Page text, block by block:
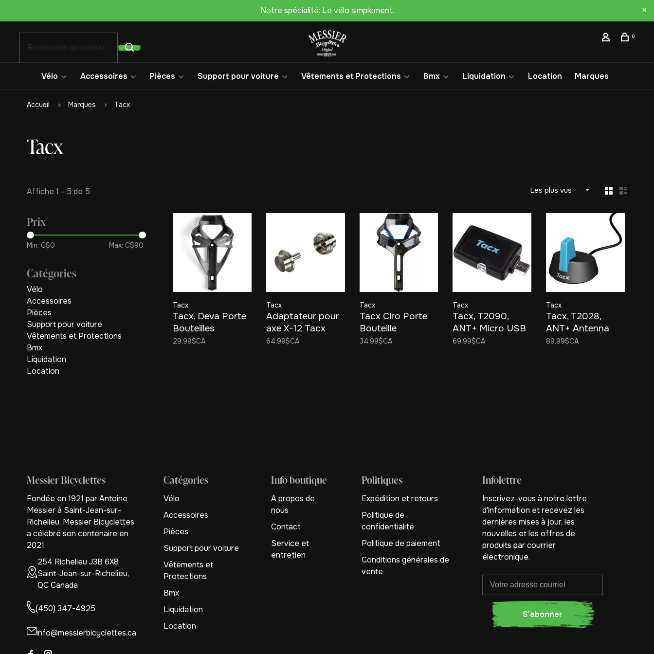
Notre spécialité: Le vélo simplement.
0
Vélo Accessoires Pièces Support pour voiture Vêtements et Protections Bmx Liquidation Location Marques
Accueil Marques Tacx
Tacx
Affiche 1 - 5 de 5 Les plus vus
Prix
Min: C$0 Max: C$90
Catégories
Vélo
Accessoires
Pièces
Support pour voiture
Vêtements et Protections
Bmx
Liquidation
Location
Tacx
Tacx, Deva Porte
Bouteilles
29,99$CA
Tacx
Adaptateur pour
axe X-12 Tacx
T1709
64,99$CA
Tacx
Tacx Ciro Porte
Bouteille
34,99$CA
Tacx
Tacx, T2090,
ANT+ Micro USB
Dongle For
69,99$CA
Tacx
Tacx, T2028,
ANT+ Antenna
89,99$CA
Messier Bicyclettes
Fondée en 1921 par Antoine
Messier à Saint-Jean-sur-
Richelieu, Messier Bicyclettes
a célébré son centenaire en
2021.
254 Richelieu J3B 6X8
Saint-Jean-sur-Richelieu,
QC Canada
(450) 347-4925
info@messierbicyclettes.ca
Catégories
Vélo
Accessoires
Pièces
Support pour voiture
Vêtements et
Protections
Bmx
Liquidation
Location
Info boutique
A propos de
nous
Contact
Service et
entretien
Politiques
Expédition et retours
Politique de
confidentialité
Politique de paiement
Conditions générales de
vente
Infolettre
Inscrivez-vous à notre lettre
d'information et recevez les
dernières mises à jour, les
nouvelles et les offres de
produits par courrier
électronique.
S'abonner